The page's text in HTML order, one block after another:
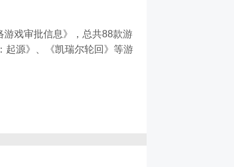
戏审批信息》，总共88款游
起源》、《凯瑞尔轮回》等游